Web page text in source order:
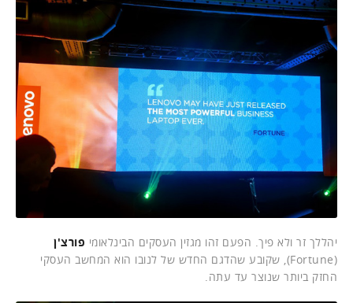
יהללך זר ולא פיך. הפעם זהו מגזין העסקים הבינלאומי פורצ'ן
(Fortune), שקובע שהדגם החדש של לנובו הוא המחשב העסקי
החזק ביותר שנוצר עד עתה.